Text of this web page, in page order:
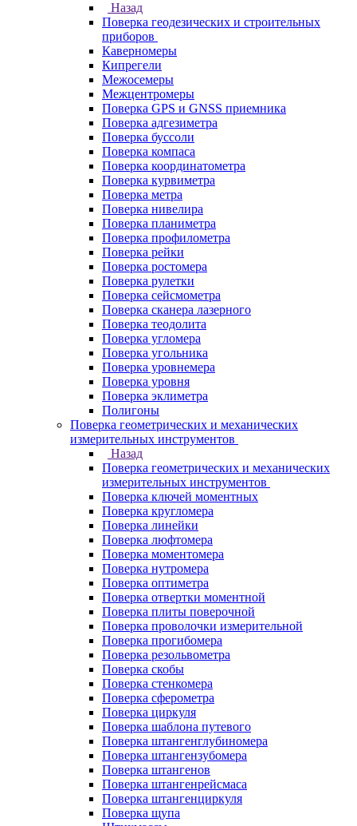
Назад
Поверка геодезических и строительных
приборов
Каверномеры
Кипрегели
Межосемеры
Межцентромеры
Поверка GPS и GNSS приемника
Поверка адгезиметра
Поверка буссоли
Поверка компаса
Поверка координатометра
Поверка курвиметра
Поверка метра
Поверка нивелира
Поверка планиметра
Поверка профилометра
Поверка рейки
Поверка ростомера
Поверка рулетки
Поверка сейсмометра
Поверка сканера лазерного
Поверка теодолита
Поверка угломера
Поверка угольника
Поверка уровнемера
Поверка уровня
Поверка эклиметра
Полигоны
Поверка геометрических и механических
измерительных инструментов
Назад
Поверка геометрических и механических
измерительных инструментов
Поверка ключей моментных
Поверка кругломера
Поверка линейки
Поверка люфтомера
Поверка моментомера
Поверка нутромера
Поверка оптиметра
Поверка отвертки моментной
Поверка плиты поверочной
Поверка проволочки измерительной
Поверка прогибомера
Поверка резольвометра
Поверка скобы
Поверка стенкомера
Поверка сферометра
Поверка циркуля
Поверка шаблона путевого
Поверка штангенглубиномера
Поверка штангензубомера
Поверка штангенов
Поверка штангенрейсмаса
Поверка штангенциркуля
Поверка щупа